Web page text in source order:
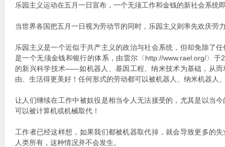
乐园主义运动在五月一日宣布，一个无须工作和金钱的新社会系统
当世界各国把五月一日视为劳动节的同时，乐园主义则率先欢庆劳
乐园主义是一个近似于共产主义的政治与社会系统，但却免除了
是一个无须金钱和银行的体系，由雷尔〈http://www.rael.org/〉于
的新兴科学技术——如机器人、基因工程、纳米技术为基础，从而
由、生活得更美好！任何形式的劳动都可以被机器人、纳米机器人
让人们继续在工作中被奴役是相当令人无法接受的，尤其是以当
可以被计算机或机械取代！
工作者已经这样想，如果我们都被机器取代掉，就会导致更多的
人类所有，这种情况并不会发生。